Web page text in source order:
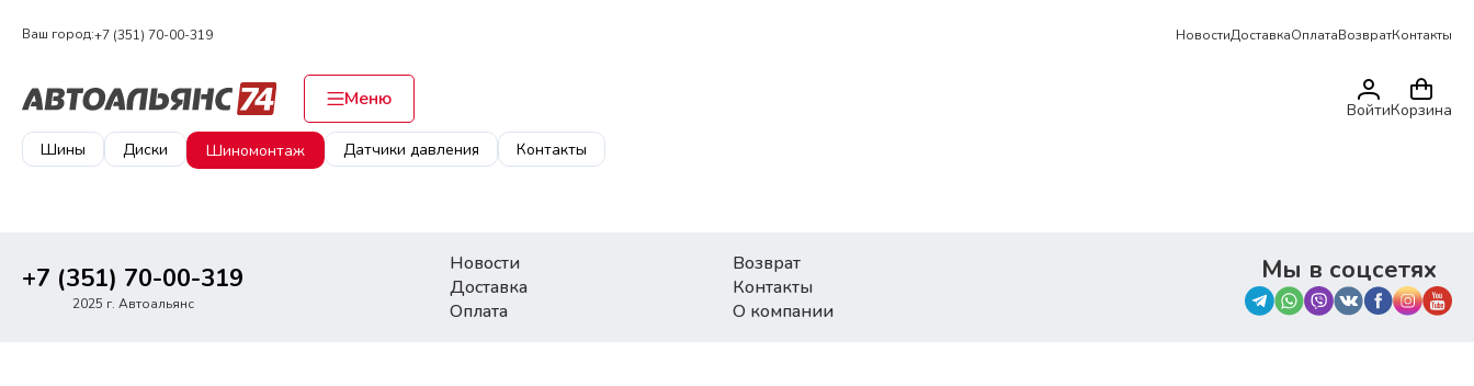
Ваш город:+7 (351) 70-00-319 НовостиДоставкаОплатаВозвратКонтакты
Меню ВойтиКорзина
Шины
Диски Шиномонтаж Датчики давления Контакты
+7 (351) 70-00-319
2025 г. Автоальянс
Новости
Доставка
Оплата
Возврат
Контакты
О компании
Мы в соцсетях